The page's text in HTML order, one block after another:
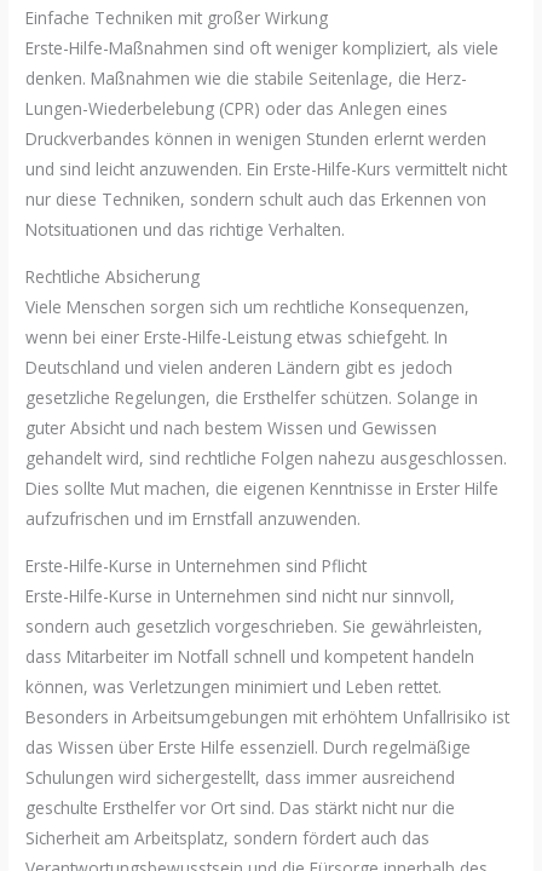
Einfache Techniken mit großer Wirkung
Erste-Hilfe-Maßnahmen sind oft weniger kompliziert, als viele
denken. Maßnahmen wie die stabile Seitenlage, die Herz-
Lungen-Wiederbelebung (CPR) oder das Anlegen eines
Druckverbandes können in wenigen Stunden erlernt werden
und sind leicht anzuwenden. Ein Erste-Hilfe-Kurs vermittelt nicht
nur diese Techniken, sondern schult auch das Erkennen von
Notsituationen und das richtige Verhalten.
Rechtliche Absicherung
Viele Menschen sorgen sich um rechtliche Konsequenzen,
wenn bei einer Erste-Hilfe-Leistung etwas schiefgeht. In
Deutschland und vielen anderen Ländern gibt es jedoch
gesetzliche Regelungen, die Ersthelfer schützen. Solange in
guter Absicht und nach bestem Wissen und Gewissen
gehandelt wird, sind rechtliche Folgen nahezu ausgeschlossen.
Dies sollte Mut machen, die eigenen Kenntnisse in Erster Hilfe
aufzufrischen und im Ernstfall anzuwenden.
Erste-Hilfe-Kurse in Unternehmen sind Pflicht
Erste-Hilfe-Kurse in Unternehmen sind nicht nur sinnvoll,
sondern auch gesetzlich vorgeschrieben. Sie gewährleisten,
dass Mitarbeiter im Notfall schnell und kompetent handeln
können, was Verletzungen minimiert und Leben rettet.
Besonders in Arbeitsumgebungen mit erhöhtem Unfallrisiko ist
das Wissen über Erste Hilfe essenziell. Durch regelmäßige
Schulungen wird sichergestellt, dass immer ausreichend
geschulte Ersthelfer vor Ort sind. Das stärkt nicht nur die
Sicherheit am Arbeitsplatz, sondern fördert auch das